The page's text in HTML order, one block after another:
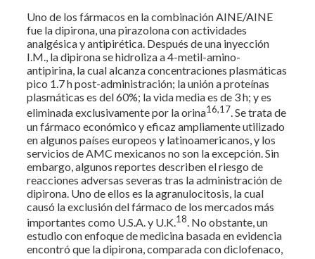
Uno de los fármacos en la combinación AINE/AINE
fue la dipirona, una pirazolona con actividades
analgésica y antipirética. Después de una inyección
I.M., la dipirona se hidroliza a 4-metil-amino-
antipirina, la cual alcanza concentraciones plasmáticas
pico 1.7 h post-administración; la unión a proteínas
plasmáticas es del 60%; la vida media es de 3 h; y es
eliminada exclusivamente por la orina16,17. Se trata de
un fármaco económico y eficaz ampliamente utilizado
en algunos países europeos y latinoamericanos, y los
servicios de AMC mexicanos no son la excepción. Sin
embargo, algunos reportes describen el riesgo de
reacciones adversas severas tras la administración de
dipirona. Uno de ellos es la agranulocitosis, la cual
causó la exclusión del fármaco de los mercados más
importantes como U.S.A. y U.K.18. No obstante, un
estudio con enfoque de medicina basada en evidencia
encontró que la dipirona, comparada con diclofenaco,